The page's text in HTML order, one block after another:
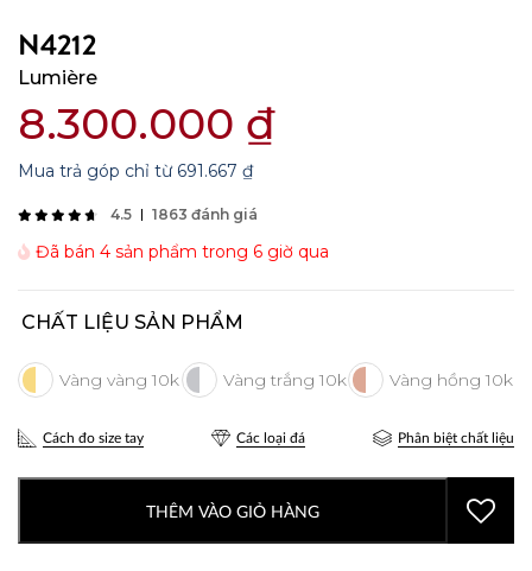
N4212
Lumière
8.300.000 ₫
Mua trả góp chỉ từ 691.667 ₫
4.5 1863 đánh giá
Đã bán 4 sản phẩm trong 6 giờ qua
CHẤT LIỆU SẢN PHẨM
Cách đo size tay Các loại đá Phân biệt chất liệu
THÊM VÀO GIỎ HÀNG